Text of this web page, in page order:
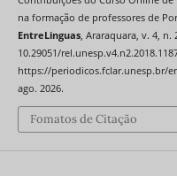
na formação de professores de
EntreLinguas, Araraquara, v. 4, n.
10.29051/
https://periodicos.fclar.unesp.br/
ago. 2026.
Fomatos de Citação